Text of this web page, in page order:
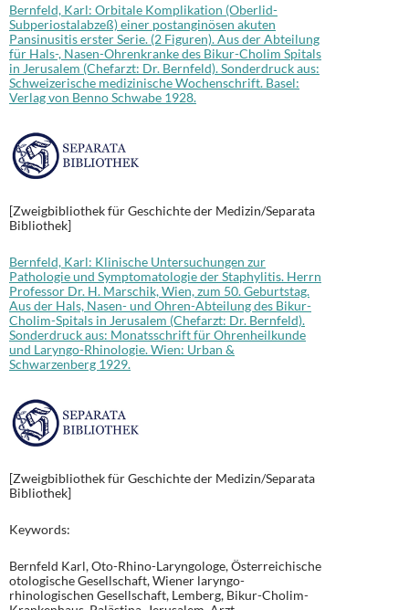
Bernfeld, Karl: Orbitale Komplikation (Oberlid-
Subperiostalabzeß) einer postanginösen akuten
Pansinusitis erster Serie. (2 Figuren). Aus der Abteilung
für Hals-, Nasen-Ohrenkranke des Bikur-Cholim Spitals
in Jerusalem (Chefarzt: Dr. Bernfeld). Sonderdruck aus:
Schweizerische medizinische Wochenschrift. Basel:
Verlag von Benno Schwabe 1928.
[Zweigbibliothek für Geschichte der Medizin/Separata
Bibliothek]
Bernfeld, Karl: Klinische Untersuchungen zur
Pathologie und Symptomatologie der Staphylitis. Herrn
Professor Dr. H. Marschik, Wien, zum 50. Geburtstag.
Aus der Hals, Nasen- und Ohren-Abteilung des Bikur-
Cholim-Spitals in Jerusalem (Chefarzt: Dr. Bernfeld).
Sonderdruck aus: Monatsschrift für Ohrenheilkunde
und Laryngo-Rhinologie. Wien: Urban &
Schwarzenberg 1929.
[Zweigbibliothek für Geschichte der Medizin/Separata
Bibliothek]
Keywords:
Bernfeld Karl, Oto-Rhino-Laryngologe, Österreichische
otologische Gesellschaft, Wiener laryngo-
rhinologischen Gesellschaft, Lemberg, Bikur-Cholim-